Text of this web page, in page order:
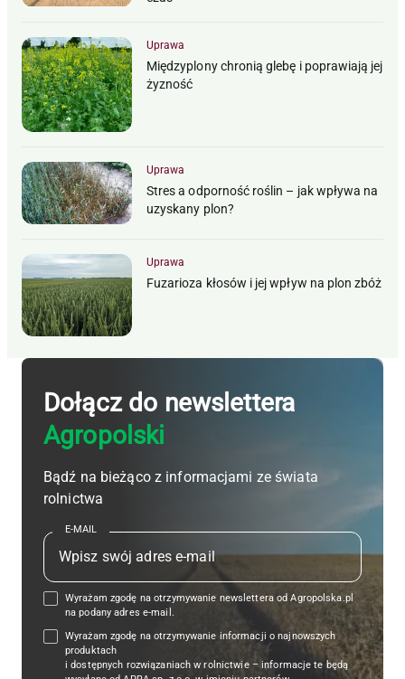
Uprawa
Międzyplony chronią glebę i poprawiają jej
żyzność
Uprawa
Stres a odporność roślin – jak wpływa na
uzyskany plon?
Uprawa
Fuzarioza kłosów i jej wpływ na plon zbóż
Dołącz do newslettera
Agropolski
Bądź na bieżąco z informacjami ze świata
rolnictwa
E-MAIL
Wyrażam zgodę na otrzymywanie newslettera od Agropolska.pl
na podany adres e-mail.
Wyrażam zgodę na otrzymywanie informacji o najnowszych
produktach
i dostępnych rozwiązaniach w rolnictwie – informacje te będą